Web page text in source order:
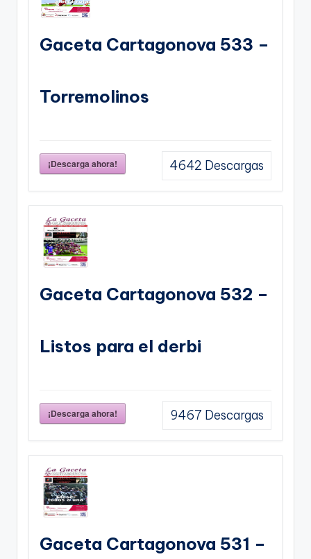
Gaceta Cartagonova 533 –
Torremolinos
¡Descarga ahora! 4642 Descargas
Gaceta Cartagonova 532 –
Listos para el derbi
¡Descarga ahora! 9467 Descargas
Gaceta Cartagonova 531 –